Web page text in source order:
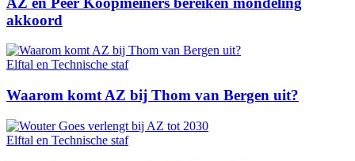
akkoord
Elftal en Technische staf
Waarom komt AZ bij Thom van Bergen uit?
Elftal en Technische staf